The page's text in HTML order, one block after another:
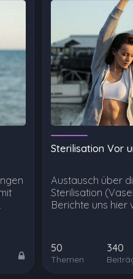
Sterilisation Vor
Austausch über
Sterilisation
Berichte uns hier
50
Themen
340